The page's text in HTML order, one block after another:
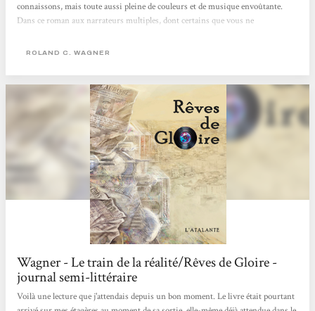
connaissons, mais toute aussi pleine de couleurs et de musique envoûtante.
Dans ce roman aux narrateurs multiples, dont certains que vous ne
général, une vision d'ensemble de l’Algérie imaginée par R. C. Wagner. Pas de
dans le présent ou le passé...
ROLAND C. WAGNER
Wagner - Le train de la réalité/Rêves de Gloire -
journal semi-littéraire
Voilà une lecture que j'attendais depuis un bon moment. Le livre était pourtant